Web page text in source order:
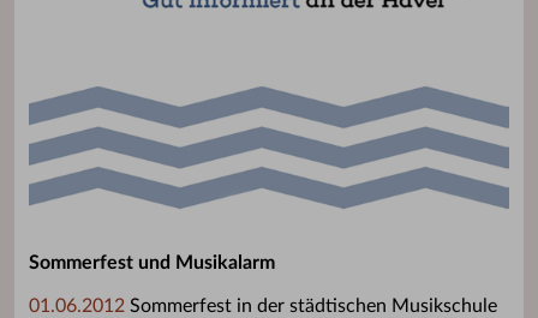
Sommerfest und Musikalarm
01.06.2012 Sommerfest in der städtischen Musikschule